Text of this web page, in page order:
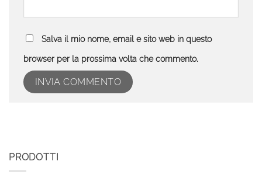
Salva il mio nome, email e sito web in questo
browser per la prossima volta che commento.
PRODOTTI